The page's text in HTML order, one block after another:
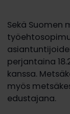
Sekä Suomen
perjantaina
kanssa.
myös
edustajana.